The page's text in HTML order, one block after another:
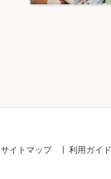
サイトマップ 利用ガイド